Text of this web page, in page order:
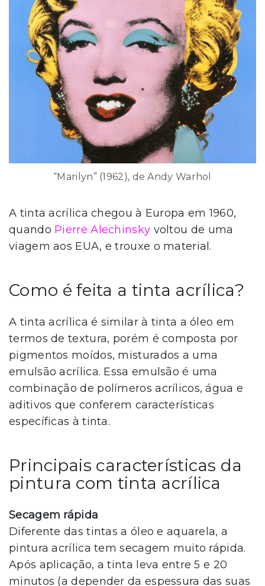
“Marilyn” (1962), de Andy Warhol
A tinta acrílica chegou à Europa em 1960,
quando Pierre Alechinsky voltou de uma
viagem aos EUA, e trouxe o material.
Como é feita a tinta acrílica?
A tinta acrílica é similar à tinta a óleo em
termos de textura, porém é composta por
pigmentos moídos, misturados a uma
emulsão acrílica. Essa emulsão é uma
combinação de polímeros acrílicos, água e
aditivos que conferem características
específicas à tinta.
Principais características da
pintura com tinta acrílica
Secagem rápida
Diferente das tintas a óleo e aquarela, a
pintura acrílica tem secagem muito rápida.
Após aplicação, a tinta leva entre 5 e 20
minutos (a depender da espessura das suas